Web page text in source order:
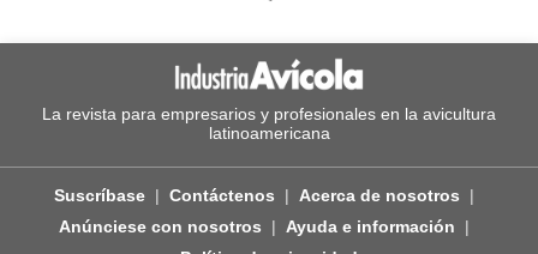
La revista para empresarios y profesionales en la avicultura
latinoamericana
Suscríbase Contáctenos
Acerca de nosotros
Anúnciese con nosotros
Ayuda e información